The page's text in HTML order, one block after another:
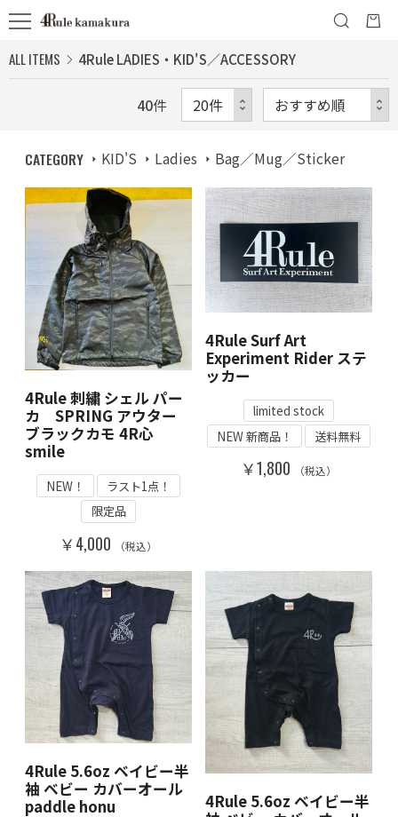
ALL ITEMS 4Rule LADIES・KID'S／ACCESSORY
40件
CATEGORY KID'S Ladies Bag／Mug／Sticker
4Rule 刺繍 シェル パー
カ SPRING アウター
ブラックカモ 4R心
smile
NEW！
ラスト1点！
限定品
￥4,000 （税込）
4Rule Surf Art
Experiment Rider ステ
ッカー
limited stock
NEW 新商品！
送料無料
￥1,800 （税込）
4Rule 5.6oz ベイビー半
袖 ベビー カバーオール
paddle honu
4Rule 5.6oz ベイビー半